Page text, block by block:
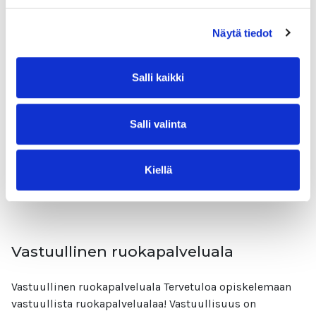
Näytä tiedot
Salli kaikki
Salli valinta
Kiellä
Vastuullinen kaupan ala Hei kaupan alan ammattilainen!
Mahtava, että haluat kehittää osaamistasi ja oppia alasi
vastuulliset käytännöt. Tämän kurssin jälkeen tunnet
Vastuullinen ruokapalveluala
Vastuullinen ruokapalveluala Tervetuloa opiskelemaan
vastuullista ruokapalvelualaa! Vastuullisuus on